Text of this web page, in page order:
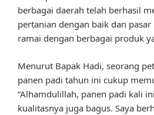
berbagai daerah telah berhasil
pertanian dengan baik dan
ramai dengan berbagai produk
Menurut Bapak Hadi, seorang
panen padi tahun ini cukup
“Alhamdulillah, panen padi kali
kualitasnya juga bagus. Saya